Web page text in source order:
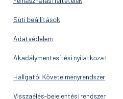
Süti beállítások
Adatvédelem
Akadálymentesítési nyilatkozat
Hallgatói Követelményrendszer
Visszaélés-bejelentési rendszer